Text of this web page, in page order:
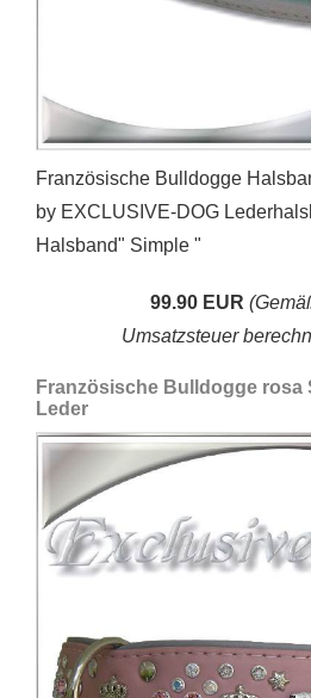
Französische Bulldogge
by EXCLUSIVE-DOG
Halsband" Simple "
99.90 EUR
Umsatzsteuer
Französische Bulldogge rosa
Leder